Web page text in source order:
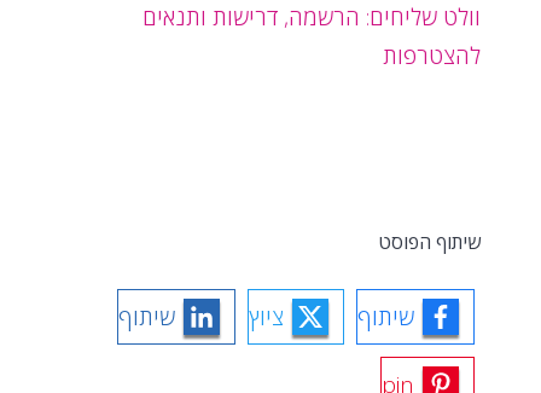
וולט שליחים: הרשמה, דרישות ותנאים
להצטרפות
שיתוף הפוסט
שיתוף ציוץ שיתוף
pin